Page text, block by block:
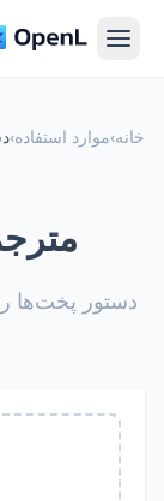
خانه›موارد استفاده›
دستور پخت‌ها